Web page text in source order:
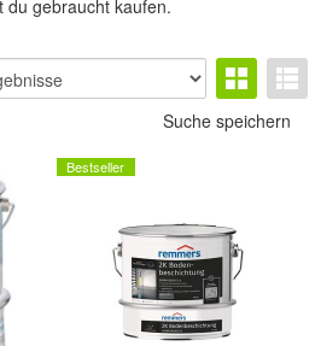
du gebraucht kaufen.
Suche speichern
Bestseller